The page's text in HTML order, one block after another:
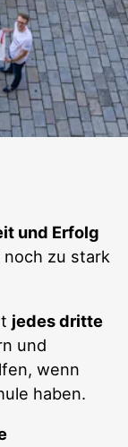
und Erfolg
zu stark
jedes dritte
und
wenn
haben.